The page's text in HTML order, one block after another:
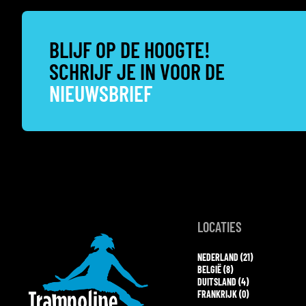
BLIJF OP DE HOOGTE!
SCHRIJF JE IN VOOR DE
NIEUWSBRIEF
LOCATIES
NEDERLAND (21)
BELGIË (8)
DUITSLAND (4)
FRANKRIJK (0)